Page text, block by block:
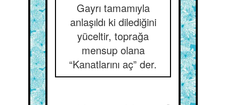
Gayrı tamamıyla
anlaşıldı ki dilediğini
yüceltir, toprağa
mensup olana
“Kanatlarını aç” der.